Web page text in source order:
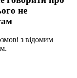
не
з відомим